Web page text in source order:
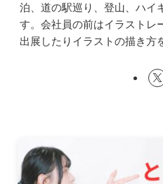
泊、道の駅巡り、登山、ハイ
す。会社員の前はイラストレ
出展したりイラストの描き方